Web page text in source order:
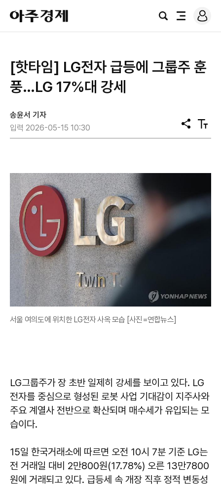
아
주
경
검
전
로
그
[핫타임] LG전자 급등에 그룹주 훈
풍…LG 17%대 강세
송윤서 기자
입력 2026-05-15 10:30
공
유
텍
스
서울 여의도에 위치한 LG전자 사옥 모습 [사진=연합뉴스]
LG그룹주가 장 초반 일제히 강세를 보이고 있다. LG
전자를 중심으로 형성된 로봇 사업 기대감이 지주사와
주요 계열사 전반으로 확산되며 매수세가 유입되는 모
습이다.
15일 한국거래소에 따르면 오전 10시 7분 기준 LG는
전 거래일 대비 2만800원(17.78%) 오른 13만7800
원에 거래되고 있다. 급등세 속 개장 직후 정적 변동성